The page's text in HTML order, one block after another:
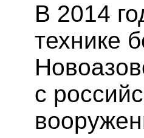
В 2014
технике
с